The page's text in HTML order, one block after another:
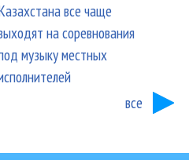
все чаще
на соревнования
музыку местных
все